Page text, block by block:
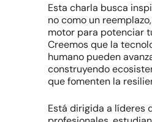
Esta charla busca
no como un
motor para potenciar
Creemos que la
humano pueden
construyendo
que fomenten la
Está dirigida a líderes